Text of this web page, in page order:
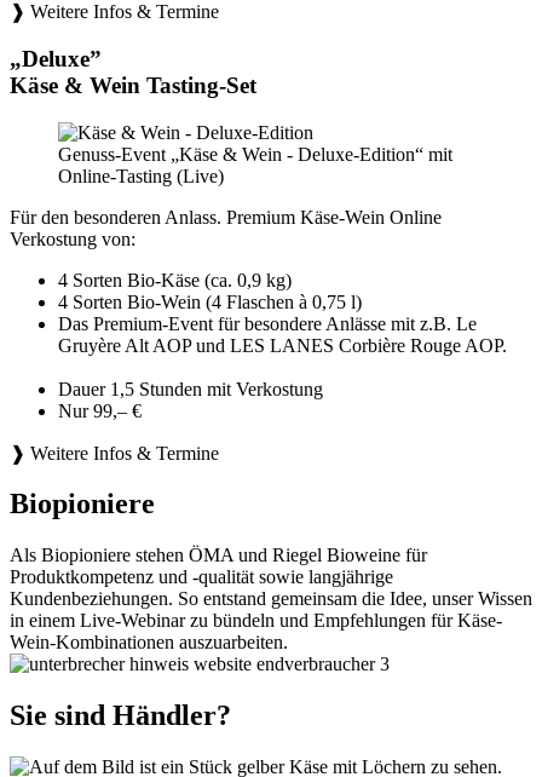
❱ Weitere Infos & Termine
„Deluxe”
Käse & Wein Tasting-Set
Genuss-Event „Käse & Wein - Deluxe-Edition“ mit
Online-Tasting (Live)
Für den besonderen Anlass. Premium Käse-Wein Online
Verkostung von:
4 Sorten Bio-Käse (ca. 0,9 kg)
4 Sorten Bio-Wein (4 Flaschen à 0,75 l)
Das Premium-Event für besondere Anlässe mit z.B. Le
Gruyère Alt AOP und LES LANES Corbière Rouge AOP.
Dauer 1,5 Stunden mit Verkostung
Nur 99,– €
❱ Weitere Infos & Termine
Biopioniere
Als Biopioniere stehen ÖMA und Riegel Bioweine für
Produktkompetenz und -qualität sowie langjährige
Kundenbeziehungen. So entstand gemeinsam die Idee, unser Wissen
in einem Live-Webinar zu bündeln und Empfehlungen für Käse-
Wein-Kombinationen auszuarbeiten.
Sie sind Händler?